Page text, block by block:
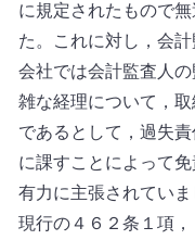
に規定されたもので
た。これに対し，会
会社では会計監査人
雑な経理について，
であるとして，過失
に課すことによって
有力に主張されていま
現行の４６２条１項